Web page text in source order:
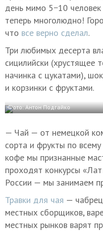
день мимо 5−10
теперь многолюдно!
что все верно сделал.
Три любимых десерта
сицилийски (хрустящее
начинка с цукатами),
и корзинки с фруктами.
Фото: Антон Подгайко
— Чай — от немецкой
сорта и фрукты по
кофе мы признанные
проходят конкурсы
России — мы занимаем
Травки для чая —
местных сборщиков,
местных рынков варят